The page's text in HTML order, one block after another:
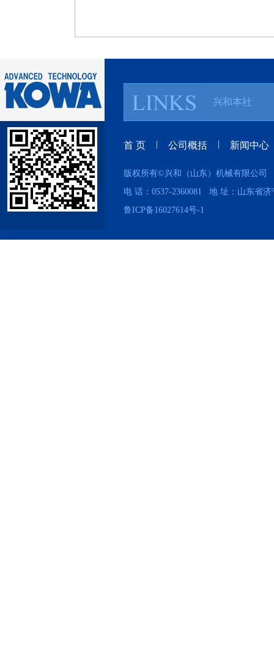
兴和本社
首 页 公司概括 新闻中心
版权所有©兴和（山东）机械有限公司
电 话：0537-2360081 地 址：山东省
鲁ICP备16027614号-1
''